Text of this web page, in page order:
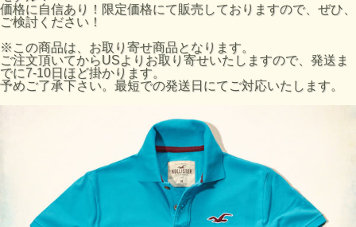
XL:約72cm/約45cm/約57cm
※平置きにて採寸のため若干の誤差がございます。
ホリスターサイズ
日本サイズ
S
Mサイズ
※あくまで目安となりますのでご了承ください。
ホリスターTOPS商品全般と致しまて袖丈は長めのスタイル
になっております。
価格に自信あり！限定価格にて販売しておりますので、ぜひ、
ご検討ください！
※この商品は、お取り寄せ商品となります。
ご注文頂いてからUSよりお取り寄せいたしますので、発送ま
でに7-10日ほど掛かります。
予めご了承下さい。最短での発送日にてご対応いたします。